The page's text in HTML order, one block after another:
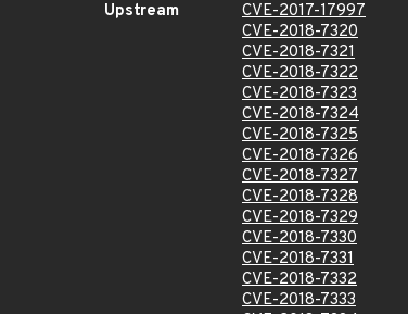
Upstream
CVE-2017-17997
CVE-2018-7320
CVE-2018-7321
CVE-2018-7322
CVE-2018-7323
CVE-2018-7324
CVE-2018-7325
CVE-2018-7326
CVE-2018-7327
CVE-2018-7328
CVE-2018-7329
CVE-2018-7330
CVE-2018-7331
CVE-2018-7332
CVE-2018-7333